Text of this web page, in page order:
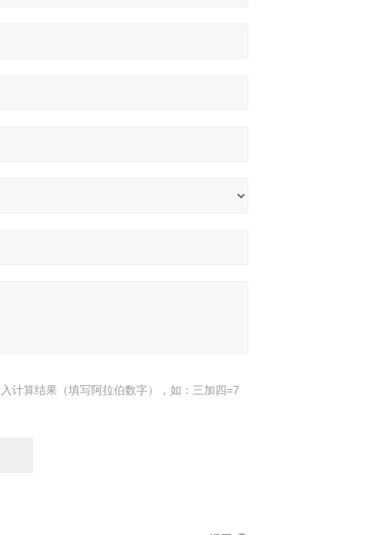
计算结果（填写阿拉伯数字），如：三加四=7